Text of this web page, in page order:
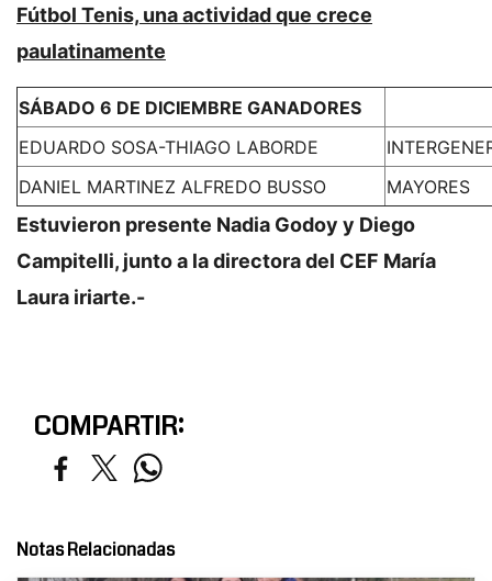
Fútbol Tenis, una actividad que crece
paulatinamente
SÁBADO 6 DE DICIEMBRE GANADORES
EDUARDO SOSA-THIAGO LABORDE
DANIEL MARTINEZ ALFREDO BUSSO
MAYORES
Estuvieron presente Nadia Godoy y Diego
Campitelli, junto a la directora del CEF María
Laura iriarte.-
COMPARTIR:
Notas Relacionadas